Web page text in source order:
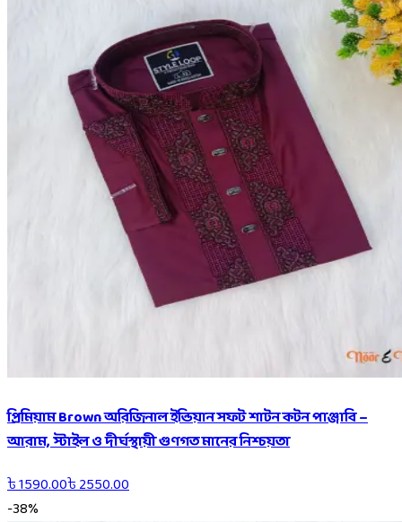
প্রিমিয়াম Brown অরিজিনাল ইন্ডিয়ান সফট শাটন কটন পাঞ্জাবি –
আরাম, স্টাইল ও দীর্ঘস্থায়ী গুণগত মানের নিশ্চয়তা
৳1590.00৳2550.00
-38%